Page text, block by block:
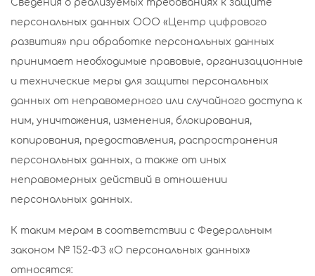
Сведения о реализуемых требованиях к защите
персональных данных ООО «Центр цифрового
развития» при обработке персональных данных
принимает необходимые правовые, организационные
и технические меры для защиты персональных
данных от неправомерного или случайного доступа к
ним, уничтожения, изменения, блокирования,
копирования, предоставления, распространения
персональных данных, а также от иных
неправомерных действий в отношении
персональных данных.
К таким мерам в соответствии с Федеральным
законом № 152-ФЗ «О персональных данных»
относятся: